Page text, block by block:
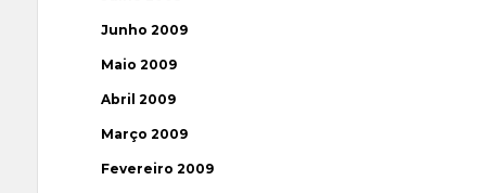
Junho 2009
Maio 2009
Abril 2009
Março 2009
Fevereiro 2009